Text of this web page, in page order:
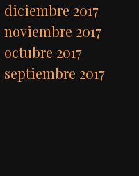
diciembre 2017
noviembre 2017
octubre 2017
septiembre 2017